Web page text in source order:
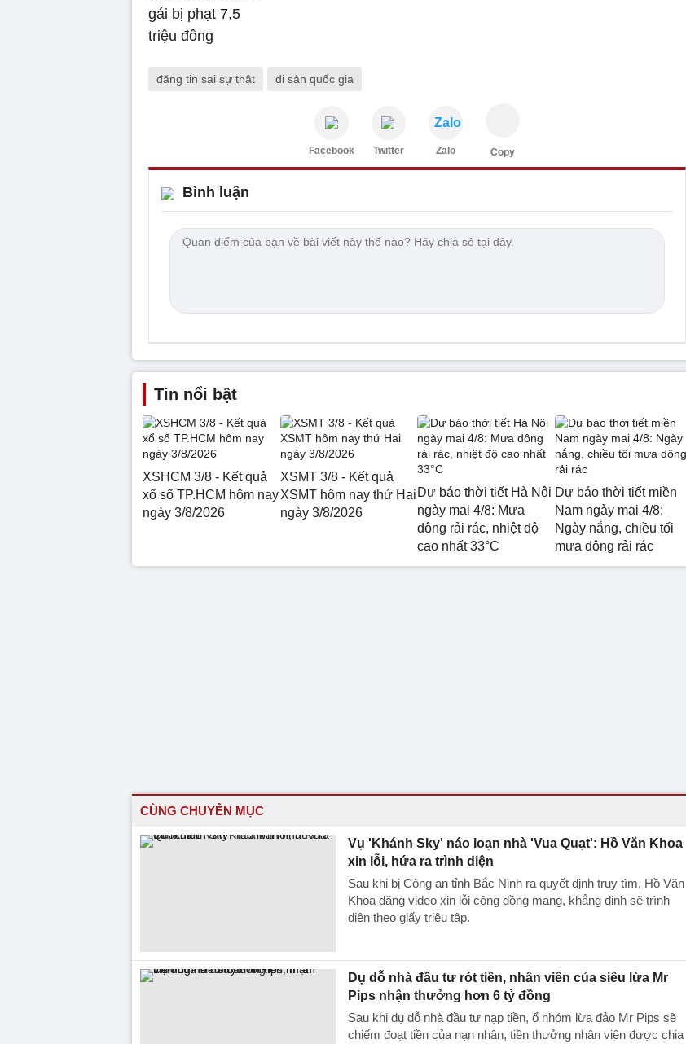
đăng tin sai sự thật di sản quốc gia
Facebook Twitter
Zalo
Zalo Copy
Bình luận
Tin nổi bật
XSHCM 3/8 - Kết quả
xổ số TP.HCM hôm nay
ngày 3/8/2026
XSMT 3/8 - Kết quả
XSMT hôm nay thứ Hai
ngày 3/8/2026
Dự báo thời tiết Hà Nội
ngày mai 4/8: Mưa
dông rải rác, nhiệt độ
cao nhất 33°C
Dự báo thời tiết miền
Nam ngày mai 4/8:
Ngày nắng, chiều tối
mưa dông rải rác
CÙNG CHUYÊN MỤC
Vụ 'Khánh Sky' náo loạn nhà 'Vua Quạt': Hồ Văn Khoa
xin lỗi, hứa ra trình diện
Sau khi bị Công an tỉnh Bắc Ninh ra quyết định truy tìm, Hồ Văn
Khoa đăng video xin lỗi cộng đồng mạng, khẳng định sẽ trình
diện theo giấy triệu tập.
Dụ dỗ nhà đầu tư rót tiền, nhân viên của siêu lừa Mr
Pips nhận thưởng hơn 6 tỷ đồng
Sau khi dụ dỗ nhà đầu tư nạp tiền, ổ nhóm lừa đảo Mr Pips sẽ
chiếm đoạt tiền của nạn nhân, tiền thưởng nhân viên được chia